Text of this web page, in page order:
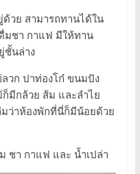
วย สามารถทานได้ใน
ดื่มชา กาแฟ มีให้ทาน
ชั้นล่าง
วก ปาท่องโก๋ ขนมปัง
มีกล้วย ส้ม และลำไย
ว่าห้องพักที่นี่ก็มีน้อยด้วย
ชา กาแฟ และ น้ำเปล่า